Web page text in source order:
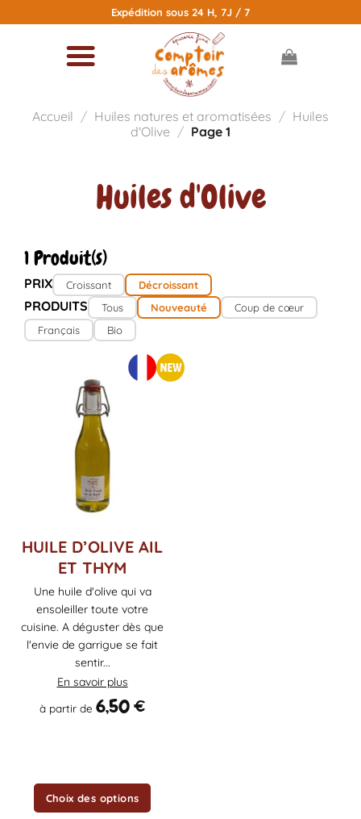
au
Expédition sous 24 H, 7J / 7
Accueil / Huiles natures et aromatisées / Huiles
d'Olive / Page 1
Huiles d'Olive
1 Produit(s)
PRIX Croissant Décroissant
PRODUITS Tous Nouveauté
Coup de cœur
Français
Bio
HUILE D’OLIVE AIL
ET THYM
Une huile d'olive qui va
ensoleiller toute votre
cuisine. A déguster dès que
l'envie de garrigue se fait
sentir...
En savoir plus
à partir de 6,50€
Choix des options
Ce
plusieurs
variations.
Les
options